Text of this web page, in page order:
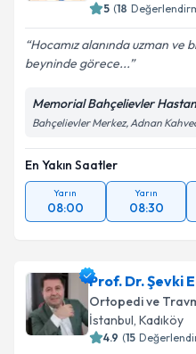
Kişisel verilerimin
kapsamda
5 (18
Hocamız alanında uzman ve
beyninde görece...
Memorial Bahçelievler
Bahçelievler Merkez, Adnan
En Yakın Saatler
Yarın
08:00
Yarın
08:30
Prof. Dr. Şevki
Ortopedi ve
İstanbul, Kadıköy
4.9 (15